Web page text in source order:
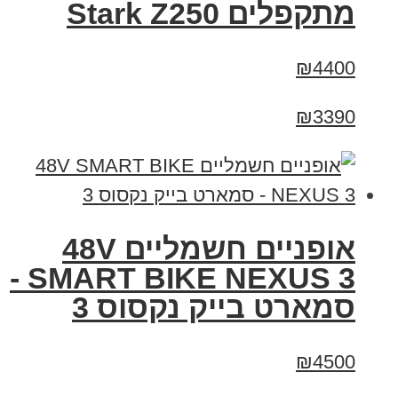
‏מתקפלים Stark Z250
₪4400
₪3390
אופניים חשמליים 48V
SMART BIKE NEXUS 3 -
סמארט בייק נקסוס 3
₪4500